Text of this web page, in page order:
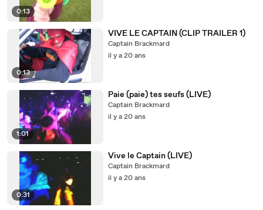
0:13
0:13
VIVE LE CAPTAIN (CLIP TRAILER 1)
Captain Brackmard
il y a 20 ans
1:01
Paie (paie) tes seufs (LIVE)
Captain Brackmard
il y a 20 ans
0:31
Vive le Captain (LIVE)
Captain Brackmard
il y a 20 ans